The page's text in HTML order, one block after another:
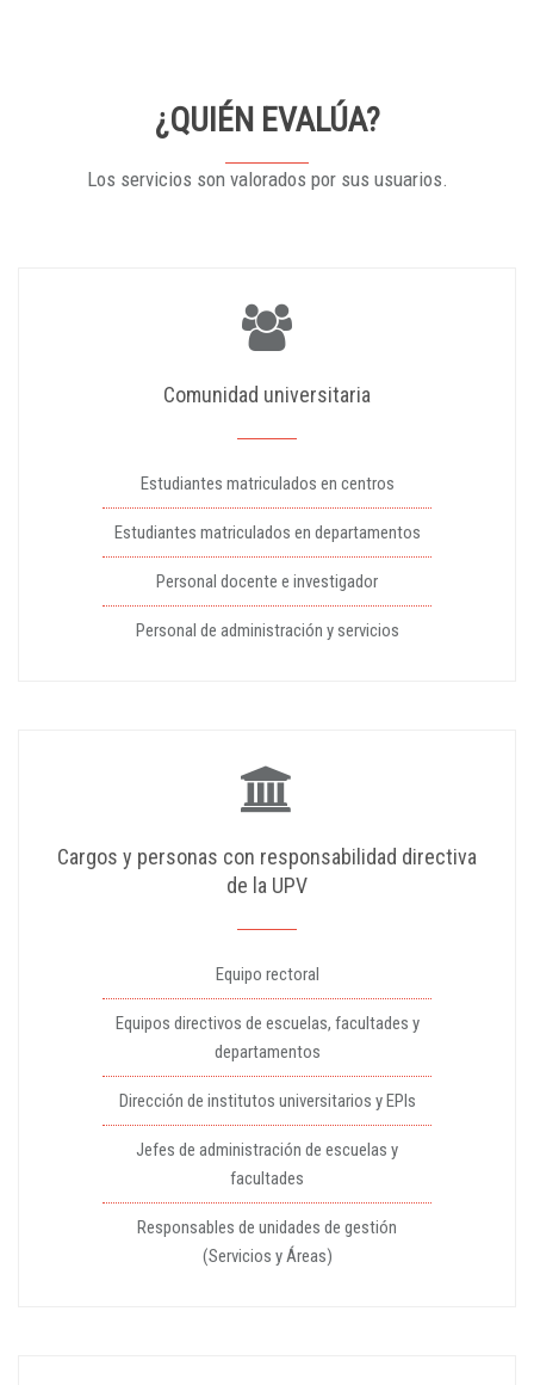
¿QUIÉN EVALÚA?
Los servicios son valorados por sus usuarios.
Comunidad universitaria
Estudiantes matriculados en centros
Estudiantes matriculados en departamentos
Personal docente e investigador
Personal de administración y servicios
Cargos y personas con responsabilidad directiva
de la UPV
Equipo rectoral
Equipos directivos de escuelas, facultades y
departamentos
Dirección de institutos universitarios y EPIs
Jefes de administración de escuelas y
facultades
Responsables de unidades de gestión
(Servicios y Áreas)